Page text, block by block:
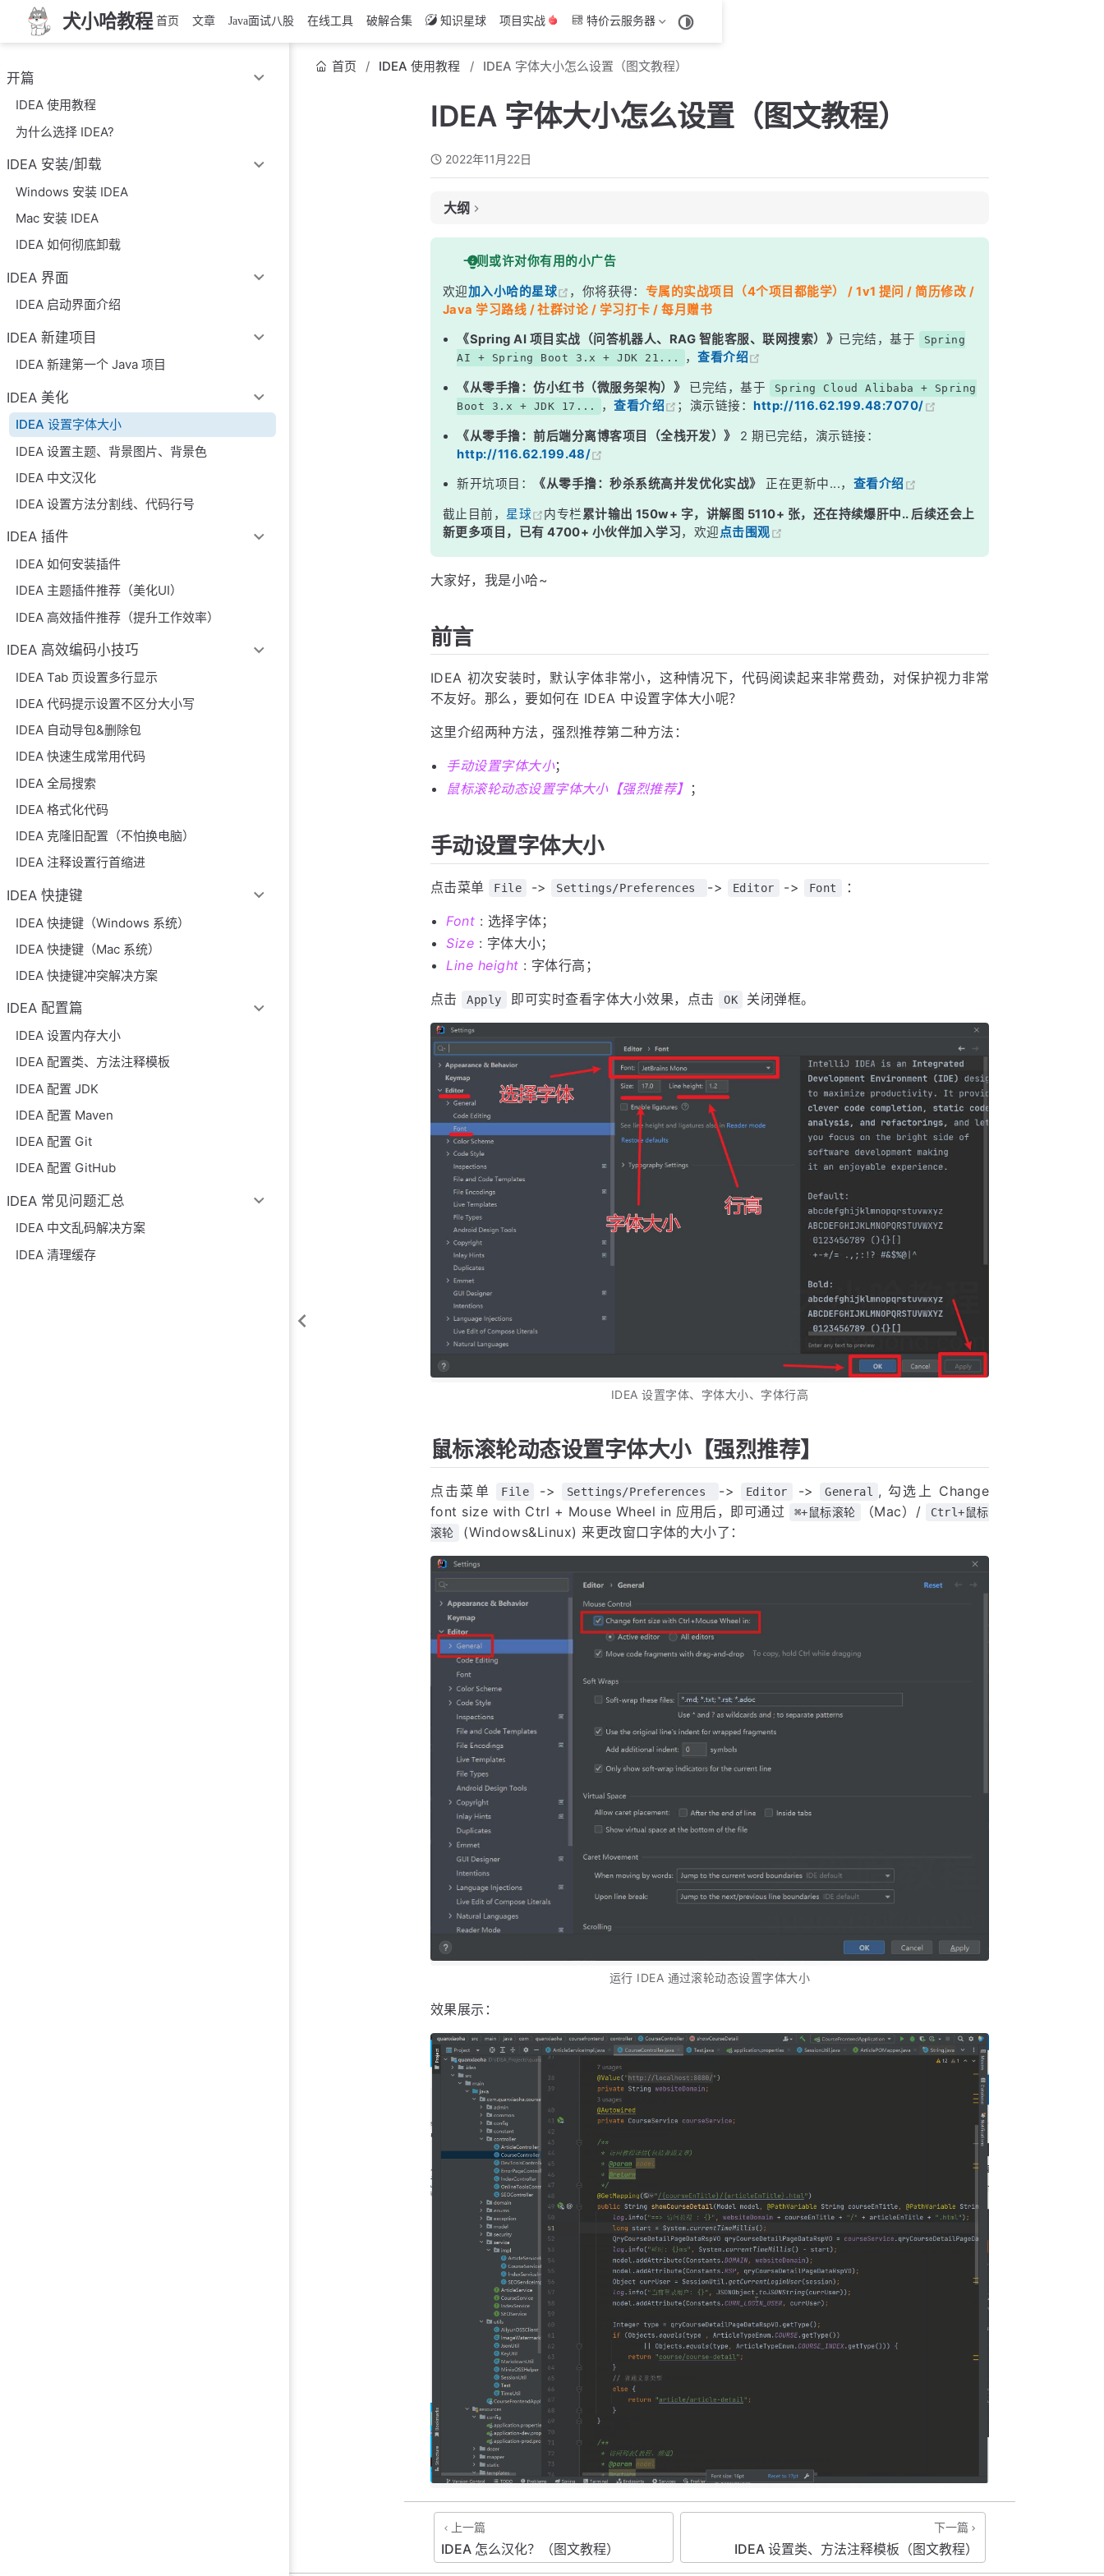
犬小哈教程 首页 文章 Java面试八股 在线工具 破解合集 知识星球 项目实战 特价云服务器
开篇
IDEA 使用教程
为什么选择 IDEA?
IDEA 安装/卸载
Windows 安装 IDEA
Mac 安装 IDEA
IDEA 如何彻底卸载
IDEA 界面
IDEA 启动界面介绍
IDEA 新建项目
IDEA 新建第一个 Java 项目
IDEA 美化
IDEA 设置字体大小
IDEA 设置主题、背景图片、背景色
IDEA 中文汉化
IDEA 设置方法分割线、代码行号
IDEA 插件
IDEA 如何安装插件
IDEA 主题插件推荐（美化UI）
IDEA 高效插件推荐（提升工作效率）
IDEA 高效编码小技巧
IDEA Tab 页设置多行显示
IDEA 代码提示设置不区分大小写
IDEA 自动导包&删除包
IDEA 快速生成常用代码
IDEA 全局搜索
IDEA 格式化代码
IDEA 克隆旧配置（不怕换电脑）
IDEA 注释设置行首缩进
IDEA 快捷键
IDEA 快捷键（Windows 系统）
IDEA 快捷键（Mac 系统）
IDEA 快捷键冲突解决方案
IDEA 配置篇
IDEA 设置内存大小
IDEA 配置类、方法注释模板
IDEA 配置 JDK
IDEA 配置 Maven
IDEA 配置 Git
IDEA 配置 GitHub
IDEA 常见问题汇总
IDEA 中文乱码解决方案
IDEA 清理缓存
首页 IDEA 使用教程 IDEA 字体大小怎么设置（图文教程）
IDEA 字体大小怎么设置（图文教程）
2022年11月22日
大纲
前言
手动设置字体大小
鼠标滚轮动态设置字体大小【强烈推荐】
一则或许对你有用的小广告
欢迎加入小哈的星球 ，你将获得： 专属的实战项目（4个项目都能学） / 1v1 提问 / 简历修改 /
Java 学习路线 / 社群讨论 / 学习打卡 / 每月赠书
《Spring AI 项目实战（问答机器人、RAG 智能客服、联网搜索）》 已完结，基于
Spring
AI + Spring Boot 3.x + JDK 21...
，查看介绍
《从零手撸：仿小红书（微服务架构）》 已完结，基于
Spring Cloud Alibaba + Spring
Boot 3.x + JDK 17...
，查看介绍 ；演示链接：http://116.62.199.48:7070/
《从零手撸：前后端分离博客项目（全栈开发）》
2 期已完结，演示链接：
http://116.62.199.48/
新开坑项目： 《从零手撸：秒杀系统高并发优化实战》 正在更新中...， 查看介绍
截止目前， 星球 内专栏累计输出 150w+ 字，讲解图 5110+ 张，还在持续爆肝中.. 后续还会上
新更多项目，已有 4700+ 小伙伴加入学习，欢迎点击围观
大家好，我是小哈~
前言
IDEA 初次安装时，默认字体非常小，这种情况下，代码阅读起来非常费劲，对保护视力非常
不友好。那么，要如何在 IDEA 中设置字体大小呢？
这里介绍两种方法，强烈推荐第二种方法：
手动设置字体大小；
鼠标滚轮动态设置字体大小【强烈推荐】 ；
手动设置字体大小
点击菜单 File -> Settings/Preferences -> Editor -> Font ：
Font : 选择字体；
Size : 字体大小；
Line height : 字体行高；
点击 Apply 即可实时查看字体大小效果，点击 OK 关闭弹框。
IDEA 设置字体、字体大小、字体行高
鼠标滚轮动态设置字体大小【强烈推荐】
点击菜单 File -> Settings/Preferences -> Editor -> General , 勾选上 Change
font size with Ctrl + Mouse Wheel in 应用后，即可通过
⌘+鼠标滚轮 （Mac）/
Ctrl+鼠标
滚轮
(Windows&Linux) 来更改窗口字体的大小了：
运行 IDEA 通过滚轮动态设置字体大小
效果展示：
上一篇
IDEA 怎么汉化？（图文教程）
下一篇
IDEA 设置类、方法注释模板（图文教程）